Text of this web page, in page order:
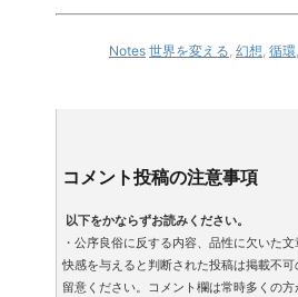
Notes 世界を変える, 幻想, 循環,
コメント投稿の注意事項
以下をかならずお読みください。
・公序良俗に反する内容、品性に欠いた
快感を与えると判断された投稿は掲載不
留意ください。コメント欄は常時多くの